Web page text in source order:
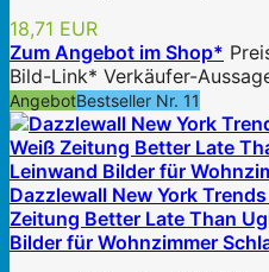
18,71 EUR
Zum Angebot im Shop*
Bild-Link* Verkäufer-
AngebotBestseller Nr. 11
Dazzlewall New York
Zeitung Better Late Than
Bilder für Wohnzimmer